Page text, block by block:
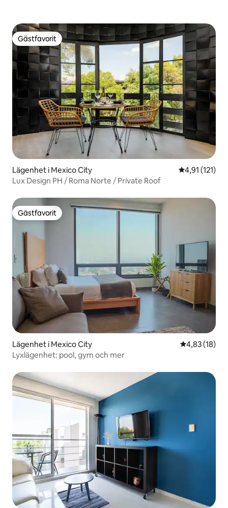
Gästfavorit
Gästfavorit
Lägenhet i Mexico City 4,91 av 5 i
4,91 (121)
Lux Design PH / Roma Norte / Private Roof
Gästfavorit
Gästfavorit
Lägenhet i Mexico City 4,83 av 5 i
4,83 (18)
Lyxlägenhet: pool, gym och mer